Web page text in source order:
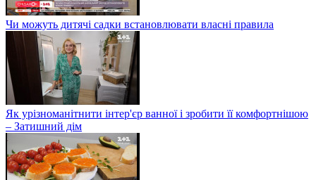
Чи можуть дитячі садки встановлювати власні правила
Як урізноманітнити інтер'єр ванної і зробити її комфортнішою
– Затишний дім